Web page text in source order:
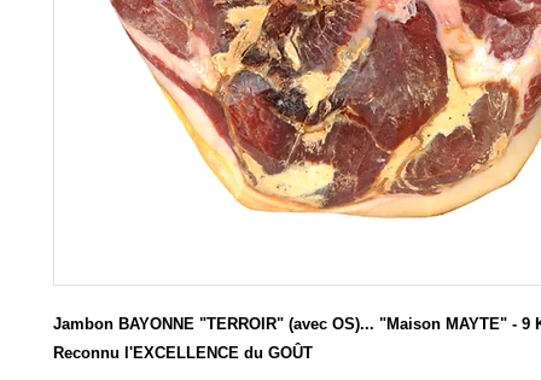
Jambon BAYONNE "TERROIR" (avec OS)... "Maison MAYTE" - 9
Reconnu l'EXCELLENCE du GOÛT